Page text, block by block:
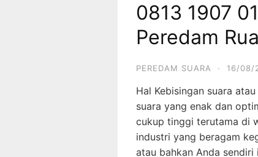
0813 1907
Peredam
PEREDAM SUARA · 16/08/
Hal Kebisingan suara
suara yang enak dan
cukup tinggi terutama di
industri yang beragam
atau bahkan Anda